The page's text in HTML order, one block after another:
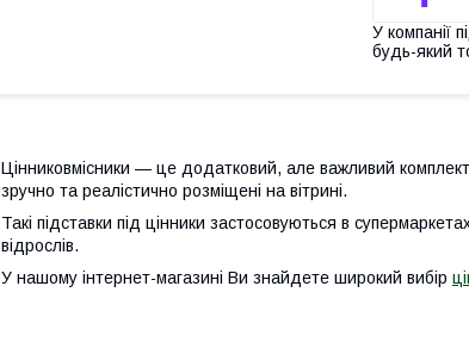
У компанії
будь-який
Цінниковмісники — це додатковий, але важливий
зручно та реалістично розміщені на вітрині.
Такі підставки під цінники застосовуються в
відрослів.
У нашому інтернет-магазині Ви знайдете широкий вибір